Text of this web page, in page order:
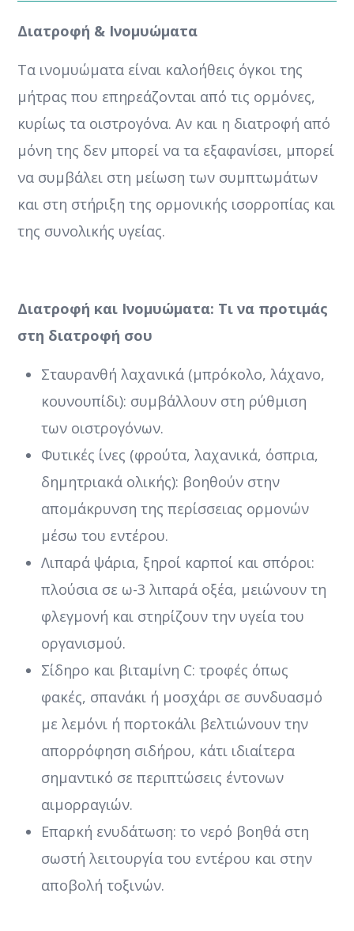
Διατροφή & Ινομυώματα
Τα ινομυώματα είναι καλοήθεις όγκοι της
μήτρας που επηρεάζονται από τις ορμόνες,
κυρίως τα οιστρογόνα. Αν και η διατροφή από
μόνη της δεν μπορεί να τα εξαφανίσει, μπορεί
να συμβάλει στη μείωση των συμπτωμάτων
και στη στήριξη της ορμονικής ισορροπίας και
της συνολικής υγείας.
Διατροφή και Ινομυώματα: Τι να προτιμάς
στη διατροφή σου
Σταυρανθή λαχανικά (μπρόκολο, λάχανο,
κουνουπίδι): συμβάλλουν στη ρύθμιση
των οιστρογόνων.
Φυτικές ίνες (φρούτα, λαχανικά, όσπρια,
δημητριακά ολικής): βοηθούν στην
απομάκρυνση της περίσσειας ορμονών
μέσω του εντέρου.
Λιπαρά ψάρια, ξηροί καρποί και σπόροι:
πλούσια σε ω-3 λιπαρά οξέα, μειώνουν τη
φλεγμονή και στηρίζουν την υγεία του
οργανισμού.
Σίδηρο και βιταμίνη C: τροφές όπως
φακές, σπανάκι ή μοσχάρι σε συνδυασμό
με λεμόνι ή πορτοκάλι βελτιώνουν την
απορρόφηση σιδήρου, κάτι ιδιαίτερα
σημαντικό σε περιπτώσεις έντονων
αιμορραγιών.
Επαρκή ενυδάτωση: το νερό βοηθά στη
σωστή λειτουργία του εντέρου και στην
αποβολή τοξινών.